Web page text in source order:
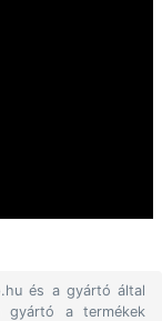
és a gyártó által
gyártó a termékek